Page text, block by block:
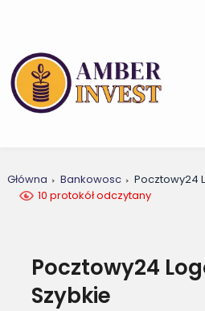
Główna Bankowosc
Pocztowy24
10 protokół odczytany
Pocztowy24
Szybkie